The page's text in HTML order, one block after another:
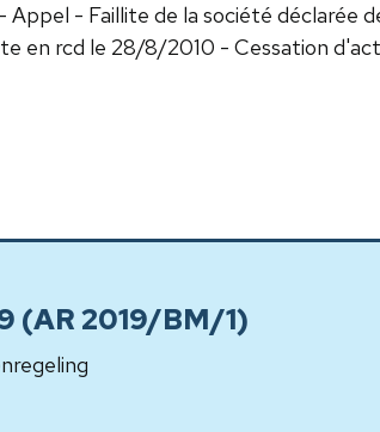
- Faillite de la société déclarée
en rcd le 28/8/2010 - Cessation
(AR 2019/BM/1)